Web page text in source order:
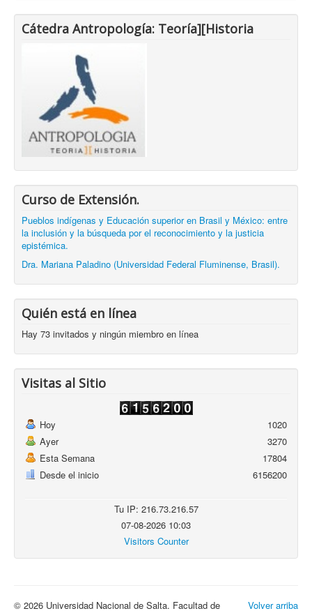
Cátedra Antropología: Teoría][Historia
Curso de Extensión.
Pueblos indígenas y Educación superior en Brasil y México: entre
la inclusión y la búsqueda por el reconocimiento y la justicia
epistémica.
Dra. Mariana Paladino (Universidad Federal Fluminense, Brasil).
Quién está en línea
Hay 73 invitados y ningún miembro en línea
Visitas al Sitio
Hoy
Ayer
Esta Semana
Desde el inicio
1020
3270
17804
6156200
Tu IP: 216.73.216.57
07-08-2026 10:03
Visitors Counter
Volver arriba
© 2026 Universidad Nacional de Salta. Facultad de